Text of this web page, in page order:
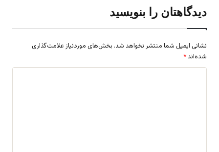
دیدگاهتان را بنویسید
نشانی ایمیل شما منتشر نخواهد شد. بخش‌های موردنیاز علامت‌گذاری
شده‌اند *